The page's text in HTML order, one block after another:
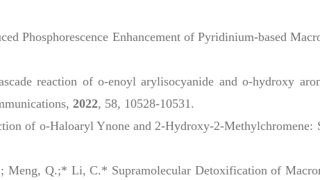
Phosphorescence Enhancement of Pyridinium-based
reaction of o-enoyl arylisocyanide and o-hydroxy
, 2022, 58, 10528-10531.
of o-Haloaryl Ynone and 2-Hydroxy-2-Methylchromene:
Q.;* Li, C.* Supramolecular Detoxification of